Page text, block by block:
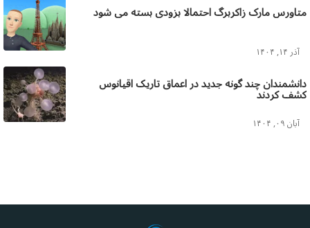
متاورس مارک زاکربرگ احتمالا بزودی بسته می شود
آذر ۱۴, ۱۴۰۴
دانشمندان چند گونه جدید در اعماق تاریک اقیانوس
کشف کردند
آبان ۰۹, ۱۴۰۴